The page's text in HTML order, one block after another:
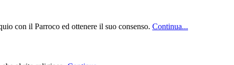
con il Parroco ed ottenere il suo consenso. Continua...